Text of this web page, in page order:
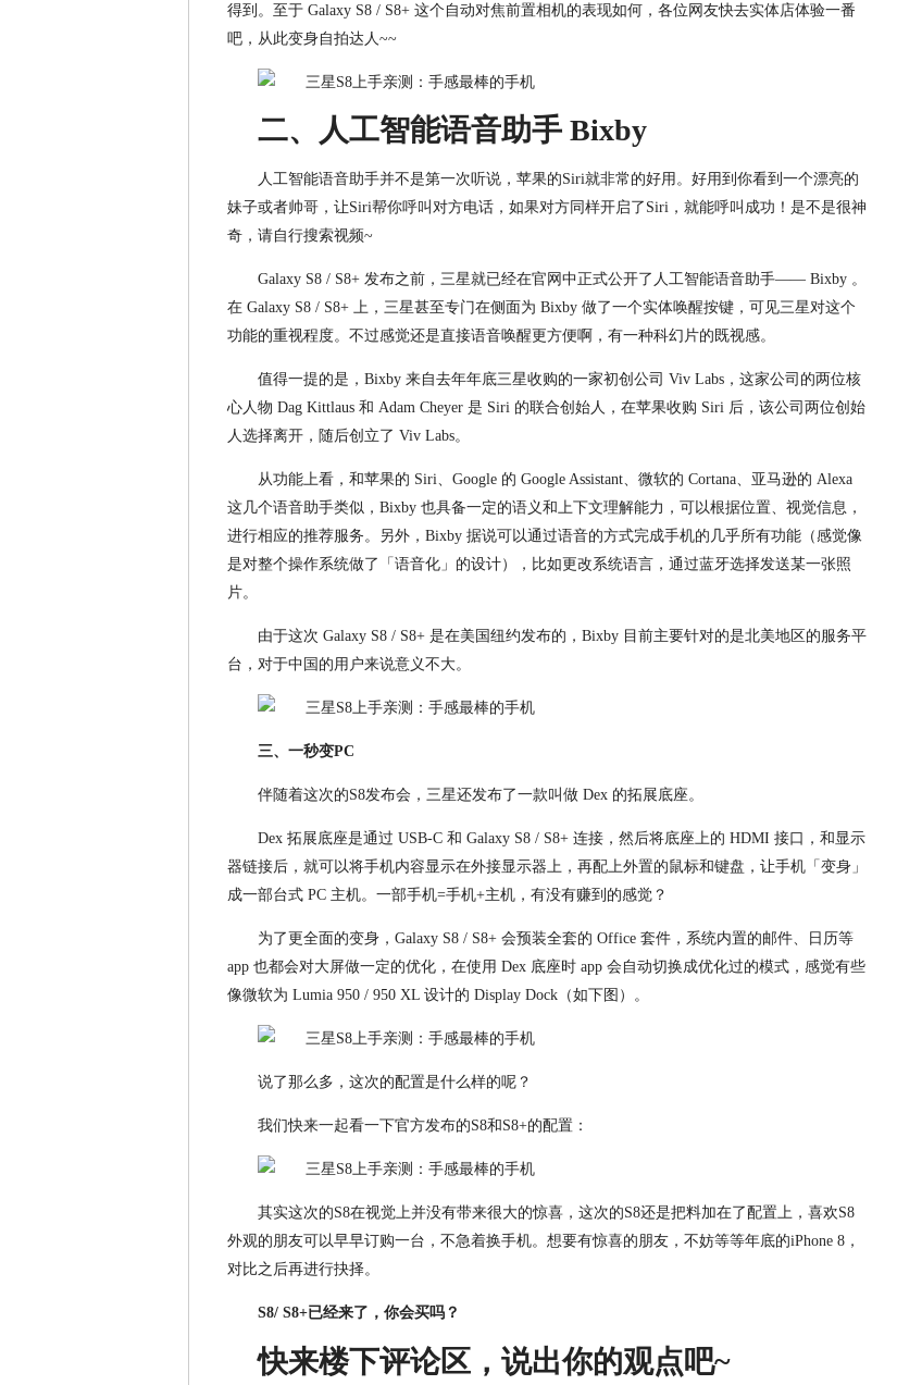
得到。至于 Galaxy S8 / S8+ 这个自动对焦前置相机的表现如何，各位网友快去实体店体验一番
吧，从此变身自拍达人~~
二、 人工智能语音助手 Bixby
人工智能语音助手并不是第一次听说，苹果的Siri就非常的好用。好用到你看到一个漂亮的
妹子或者帅哥，让Siri帮你呼叫对方电话，如果对方同样开启了Siri，就能呼叫成功！是不是很神
奇，请自行搜索视频~
Galaxy S8 / S8+ 发布之前，三星就已经在官网中正式公开了人工智能语音助手—— Bixby 。
在 Galaxy S8 / S8+ 上，三星甚至专门在侧面为 Bixby 做了一个实体唤醒按键，可见三星对这个
功能的重视程度。不过感觉还是直接语音唤醒更方便啊，有一种科幻片的既视感。
值得一提的是，Bixby 来自去年年底三星收购的一家初创公司 Viv Labs，这家公司的两位核
心人物 Dag Kittlaus 和 Adam Cheyer 是 Siri 的联合创始人，在苹果收购 Siri 后，该公司两位创始
人选择离开，随后创立了 Viv Labs。
从功能上看，和苹果的 Siri、Google 的 Google Assistant、微软的 Cortana、亚马逊的 Alexa
这几个语音助手类似，Bixby 也具备一定的语义和上下文理解能力，可以根据位置、视觉信息，
进行相应的推荐服务。另外，Bixby 据说可以通过语音的方式完成手机的几乎所有功能（感觉像
是对整个操作系统做了「语音化」的设计），比如更改系统语言，通过蓝牙选择发送某一张照
片。
由于这次 Galaxy S8 / S8+ 是在美国纽约发布的，Bixby 目前主要针对的是北美地区的服务平
台，对于中国的用户来说意义不大。
三、一秒变PC
伴随着这次的S8发布会，三星还发布了一款叫做 Dex 的拓展底座。
Dex 拓展底座是通过 USB-C 和 Galaxy S8 / S8+ 连接，然后将底座上的 HDMI 接口，和显示
器链接后，就可以将手机内容显示在外接显示器上，再配上外置的鼠标和键盘，让手机「变身」
成一部台式 PC 主机。一部手机=手机+主机，有没有赚到的感觉？
为了更全面的变身，Galaxy S8 / S8+ 会预装全套的 Office 套件，系统内置的邮件、日历等
app 也都会对大屏做一定的优化，在使用 Dex 底座时 app 会自动切换成优化过的模式，感觉有些
像微软为 Lumia 950 / 950 XL 设计的 Display Dock（如下图）。
说了那么多，这次的配置是什么样的呢？
我们快来一起看一下官方发布的S8和S8+的配置：
其实这次的S8在视觉上并没有带来很大的惊喜，这次的S8还是把料加在了配置上，喜欢S8
外观的朋友可以早早订购一台，不急着换手机。想要有惊喜的朋友，不妨等等年底的iPhone 8，
对比之后再进行抉择。
S8/ S8+已经来了，你会买吗？
快来楼下评论区，说出你的观点吧~